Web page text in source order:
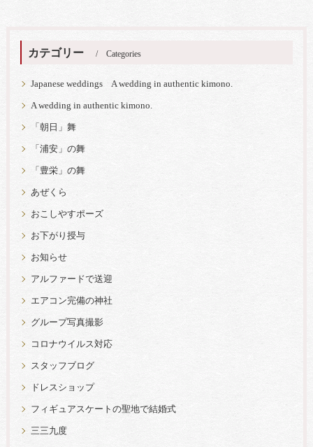
カテゴリー Categories
Japanese weddings A wedding in authentic kimono.
A wedding in authentic kimono.
「朝日」舞
「浦安」の舞
「豊栄」の舞
あぜくら
おこしやすポーズ
お下がり授与
お知らせ
アルファードで送迎
エアコン完備の神社
グループ写真撮影
コロナウイルス対応
スタッフブログ
ドレスショップ
フィギュアスケートの聖地で結婚式
三三九度